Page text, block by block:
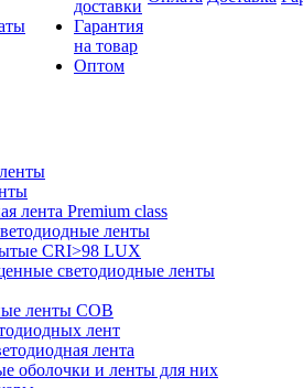
доставки
Гарантия
на товар
Оптом
лента Premium class
ленты
CRI>98 LUX
светодиодные ленты
ленты COB
лент
лента
оболочки и ленты для них